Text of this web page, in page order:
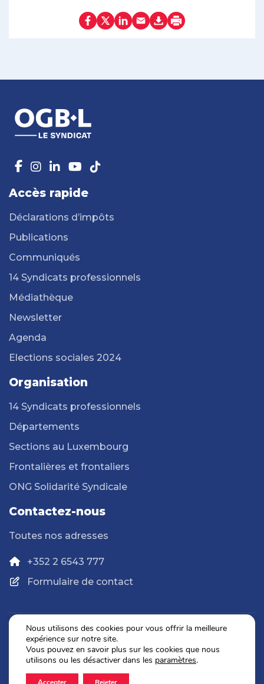
Accès rapide
Déclarations d’impôts
Publications
Communiqués
14 Syndicats professionnels
Médiathèque
Newsletter
Agenda
Elections sociales 2024
Organisation
14 Syndicats professionnels
Départements
Sections au Luxembourg
Frontalières et frontaliers
ONG Solidarité Syndicale
Contactez-nous
Toutes nos adresses
+352 2 6543 777
Formulaire de contact
Politique de confidentialité
Mentions légales
Nous utilisons des cookies pour vous offrir la meilleure
expérience sur notre site.
Vous pouvez en savoir plus sur les cookies que nous
utilisons ou les désactiver dans les paramètres.